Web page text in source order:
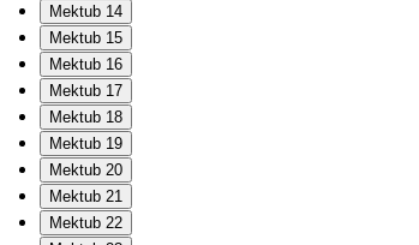
Mektub 14
Mektub 15
Mektub 16
Mektub 17
Mektub 18
Mektub 19
Mektub 20
Mektub 21
Mektub 22